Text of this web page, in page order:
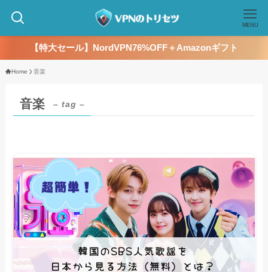
MENU
【特大セール】NordVPN76%OFF＋Amazonギフト
Home 音楽
音楽 – tag –